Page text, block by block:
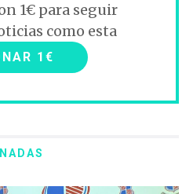
1€ para seguir
como esta
1€